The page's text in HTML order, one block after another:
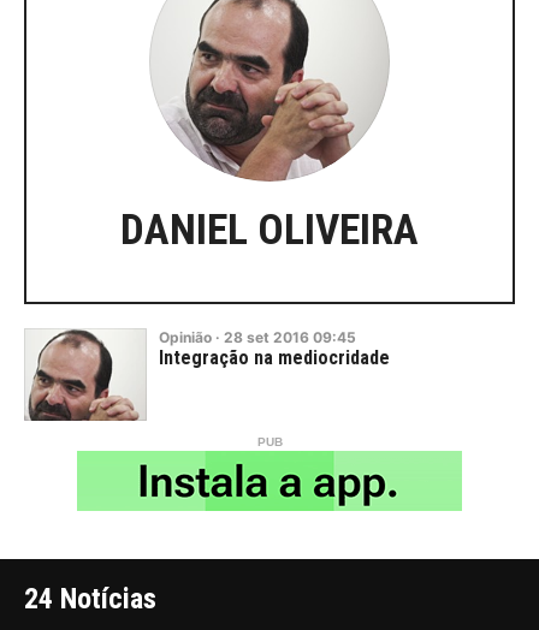
DANIEL OLIVEIRA
Opinião · 28 set 2016 09:45
Integração na mediocridade
24 Notícias